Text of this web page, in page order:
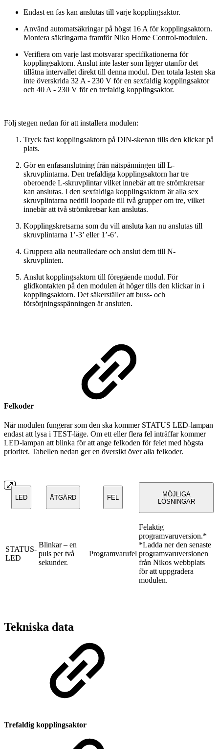
Endast en fas kan anslutas till varje kopplingsaktor.
Använd automatsäkringar på högst 16 A för kopplingsaktorn.
Montera säkringarna framför Niko Home Control-modulen.
Verifiera om varje last motsvarar specifikationerna för
kopplingsaktorn. Anslut inte laster som ligger utanför det
tillåtna intervallet direkt till denna modul. Den totala lasten ska
inte överskrida 32 A - 230 V för en sexfaldig kopplingsaktor
och 40 A - 230 V för en trefaldig kopplingsaktor.
Följ stegen nedan för att installera modulen:
Tryck fast kopplingsaktorn på DIN-skenan tills den klickar på
plats.
Gör en enfasanslutning från nätspänningen till L-
skruvplintarna. Den trefaldiga kopplingsaktorn har tre
oberoende L-skruvplintar vilket innebär att tre strömkretsar
kan anslutas. I den sexfaldiga kopplingsaktorn är alla sex
skruvplintarna nedtill loopade till två grupper om tre, vilket
innebär att två strömkretsar kan anslutas.
Kopplingskretsarna som du vill ansluta kan nu anslutas till
skruvplintarna 1’-3’ eller 1’-6’.
Gruppera alla neutralledare och anslut dem till N-
skruvplinten.
Anslut kopplingsaktorn till föregående modul. För
glidkontakten på den modulen åt höger tills den klickar in i
kopplingsaktorn. Det säkerställer att buss- och
försörjningsspänningen är ansluten.
Felkoder
När modulen fungerar som den ska kommer STATUS LED-lampan
endast att lysa i TEST-läge. Om ett eller flera fel inträffar kommer
LED-lampan att blinka för att ange felkoden för felet med högsta
prioritet. Tabellen nedan ger en översikt över alla felkoder.
LED ÅTGÄRD FEL
MÖJLIGA
LÖSNINGAR
STATUS-
LED
Blinkar – en
puls per två
sekunder.
Programvarufel
Felaktig
programvaruversion.*
*Ladda ner den senaste
programvaruversionen
från Nikos webbplats
för att uppgradera
modulen.
Tekniska data
Trefaldig kopplingsaktor